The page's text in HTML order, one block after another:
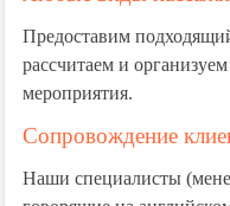
Предоставим
рассчитаем и
мероприятия.
Сопровождение
Наши специалисты